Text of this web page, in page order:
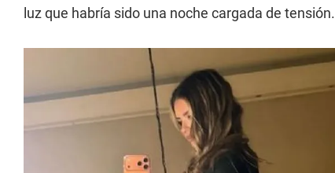
luz que habría sido una noche cargada de tensión.